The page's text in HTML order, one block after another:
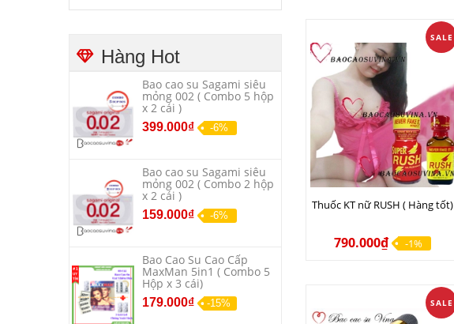
SALE
Thuốc KT nữ RUSH ( Hàng tốt)
790.000₫ -1%
SALE
Hàng Hot
Bao cao su Sagami siêu
mỏng 002 ( Combo 5 hộp
x 2 cái )
399.000₫ -6%
Bao cao su Sagami siêu
mỏng 002 ( Combo 2 hộp
x 2 cái )
159.000₫ -6%
Bao Cao Su Cao Cấp
MaxMan 5in1 ( Combo 5
Hộp x 3 cái)
179.000₫ -15%